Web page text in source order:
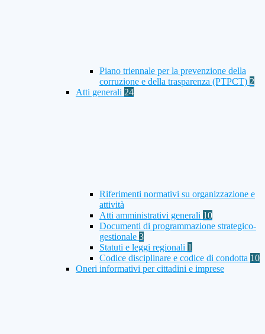
Piano triennale per la prevenzione della
corruzione e della trasparenza (PTPCT) 2
Atti generali 24
Riferimenti normativi su organizzazione e
attività
Atti amministrativi generali 10
Documenti di programmazione strategico-
gestionale 3
Statuti e leggi regionali 1
Codice disciplinare e codice di condotta 10
Oneri informativi per cittadini e imprese